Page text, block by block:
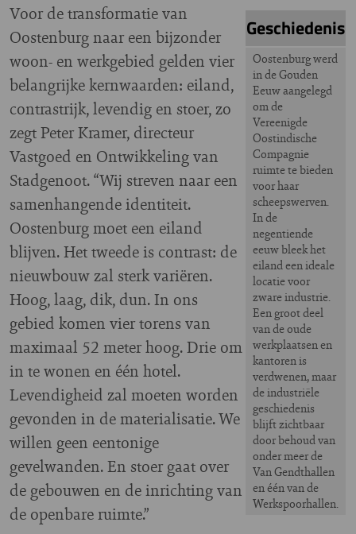
Geschiedenis
Oostenburg werd
in de Gouden
Eeuw aangelegd
om de
Vereenigde
Oostindische
Compagnie
ruimte te bieden
voor haar
scheepswerven.
In de
negentiende
eeuw bleek het
eiland een ideale
locatie voor
zware industrie.
Een groot deel
van de oude
werkplaatsen en
kantoren is
verdwenen, maar
de industriële
geschiedenis
blijft zichtbaar
door behoud van
onder meer de
Van Gendthallen
en één van de
Werkspoorhallen.
Voor de transformatie van
Oostenburg naar een bijzonder
woon- en werkgebied gelden vier
belangrijke kernwaarden: eiland,
contrastrijk, levendig en stoer, zo
zegt Peter Kramer, directeur
Vastgoed en Ontwikkeling van
Stadgenoot. “Wij streven naar een
samenhangende identiteit.
Oostenburg moet een eiland
blijven. Het tweede is contrast: de
nieuwbouw zal sterk variëren.
Hoog, laag, dik, dun. In ons
gebied komen vier torens van
maximaal 52 meter hoog. Drie om
in te wonen en één hotel.
Levendigheid zal moeten worden
gevonden in de materialisatie. We
willen geen eentonige
gevelwanden. En stoer gaat over
de gebouwen en de inrichting van
de openbare ruimte.”